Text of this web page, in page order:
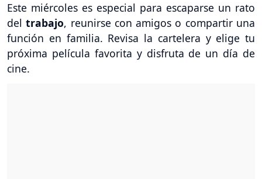
Este miércoles es especial para escaparse un rato
deltrabajo, reunirse con amigos o compartir una
función en familia. Revisa la cartelera y elige tu
próxima película favorita y disfruta de un día de
cine.